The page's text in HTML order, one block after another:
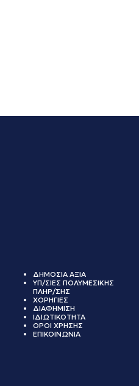
ΔΗΜΟΣΙΑ ΑΞΙΑ
ΥΠ/ΣΙΕΣ ΠΟΛΥΜΕΣΙΚΗΣ
ΠΛΗΡ/ΣΗΣ
ΧΟΡΗΓΙΕΣ
ΔΙΑΦΗΜΙΣΗ
ΙΔΙΩΤΙΚΟΤΗΤΑ
ΟΡΟΙ ΧΡΗΣΗΣ
ΕΠΙΚΟΙΝΩΝΙΑ